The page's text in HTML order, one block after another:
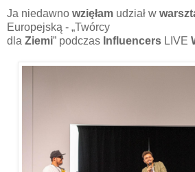
Ja niedawno wzięłam udział w
Europejską - „Twórcy
dla Ziemi” podczas Influencers LIVE